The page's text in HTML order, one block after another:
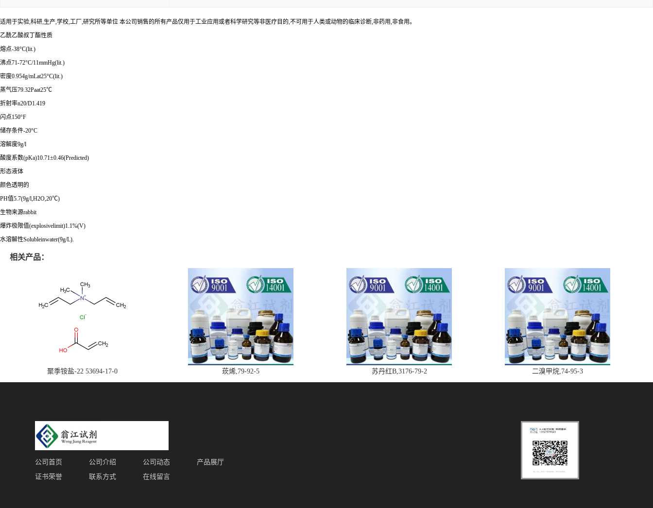
适用于实验,科研,生产,学校,工厂,研究所等单位 本公司销售的所有产品仅用于工业应用或者科学研究等非医疗目的,不可用于人类或动物的临床诊断,非药用,非食用。
乙酰乙酸叔丁酯性质
熔点-38°C(lit.)
沸点71-72°C/11mmHg(lit.)
密度0.954g/mLat25°C(lit.)
蒸气压79.32Paat25℃
折射率n20/D1.419
闪点150°F
储存条件-20°C
溶解度9g/l
酸度系数(pKa)10.71±0.46(Predicted)
形态液体
颜色透明的
PH值5.7(9g/l,H2O,20℃)
生物来源rabbit
爆炸极限值(explosivelimit)1.1%(V)
水溶解性Solubleinwater(9g/L).
相关产品：
聚季铵盐-22 53694-17-0 莰烯,79-92-5 苏丹红B,3176-79-2 二溴甲烷,74-95-3
公司首页 公司介绍 公司动态
产品展厅
证书荣誉
联系方式 在线留言